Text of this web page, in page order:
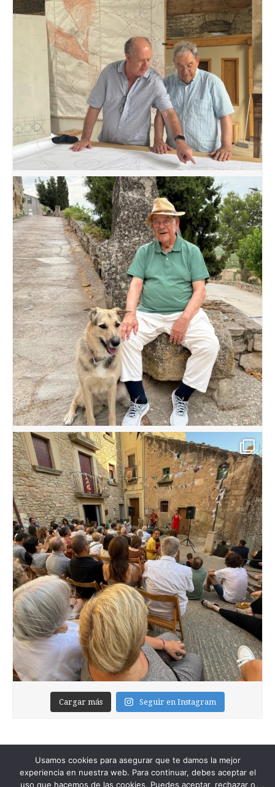
Cargar más Seguir en Instagram
Usamos cookies para asegurar que te damos la mejor
experiencia en nuestra web. Para continuar, debes aceptar el
uso que hacemos de las cookies. Puedes aceptar, rechazar o